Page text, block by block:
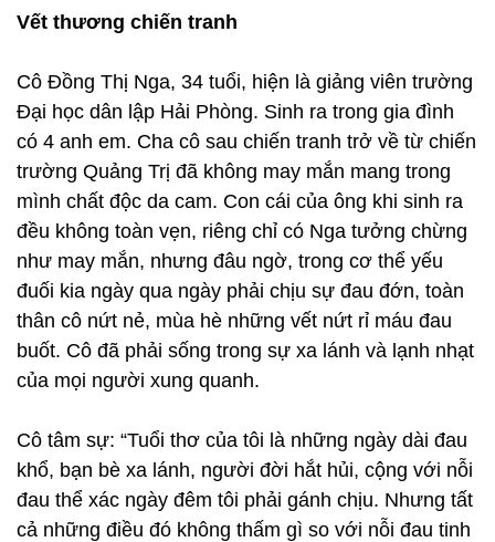
Vết thương chiến tranh
Cô Đồng Thị Nga, 34 tuổi, hiện là giảng viên trường
Đại học dân lập Hải Phòng. Sinh ra trong gia đình
có 4 anh em. Cha cô sau chiến tranh trở về từ chiến
trường Quảng Trị đã không may mắn mang trong
mình chất độc da cam. Con cái của ông khi sinh ra
đều không toàn vẹn, riêng chỉ có Nga tưởng chừng
như may mắn, nhưng đâu ngờ, trong cơ thể yếu
đuối kia ngày qua ngày phải chịu sự đau đớn, toàn
thân cô nứt nẻ, mùa hè những vết nứt rỉ máu đau
buốt. Cô đã phải sống trong sự xa lánh và lạnh nhạt
của mọi người xung quanh.
Cô tâm sự: “Tuổi thơ của tôi là những ngày dài đau
khổ, bạn bè xa lánh, người đời hắt hủi, cộng với nỗi
đau thể xác ngày đêm tôi phải gánh chịu. Nhưng tất
cả những điều đó không thấm gì so với nỗi đau tinh